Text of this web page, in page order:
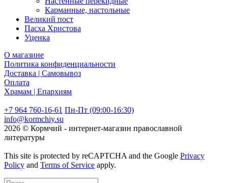
Карманные, настольные
Великий пост
Пасха Христова
Уценка
О магазине
Политика конфиденциальности
Доставка | Самовывоз
Оплата
Храмам | Епархиям
+7 964 760-16-61 Пн-Пт (09:00-16:30)
info@kormchiy.su
2026 © Кормчий - интернет-магазин православной
литературы
This site is protected by reCAPTCHA and the Google Privacy
Policy and Terms of Service apply.